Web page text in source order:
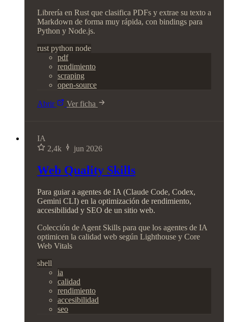
Librería en Rust que clasifica PDFs y extrae su texto a
Markdown de forma muy rápida, con bindings para
Python y Node.js.
rust python node
pdf
rendimiento
scraping
open-source
Abrir Ver ficha
IA
2,4k
jun 2026
Web Quality Skills
Para guiar a agentes de IA (Claude Code, Codex,
Gemini CLI) en la optimización de rendimiento,
accesibilidad y SEO de un sitio web.
Colección de Agent Skills para que los agentes de IA
optimicen la calidad web según Lighthouse y Core
Web Vitals
shell
ia
calidad
rendimiento
accesibilidad
seo